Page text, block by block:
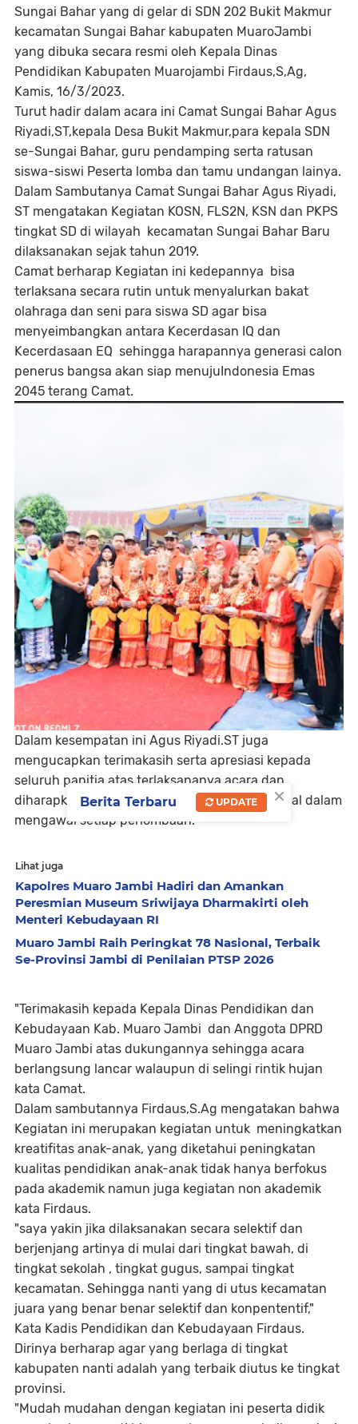
Sungai Bahar yang di gelar di SDN 202 Bukit Makmur
kecamatan Sungai Bahar kabupaten MuaroJambi
yang dibuka secara resmi oleh Kepala Dinas
Pendidikan Kabupaten Muarojambi Firdaus,S,Ag,
Kamis, 16/3/2023.
Turut hadir dalam acara ini Camat Sungai Bahar Agus
Riyadi,ST,kepala Desa Bukit Makmur,para kepala SDN
se-Sungai Bahar, guru pendamping serta ratusan
siswa-siswi Peserta lomba dan tamu undangan lainya.
Dalam Sambutanya Camat Sungai Bahar Agus Riyadi,
ST mengatakan Kegiatan KOSN, FLS2N, KSN dan PKPS
tingkat SD di wilayah kecamatan Sungai Bahar Baru
dilaksanakan sejak tahun 2019.
Camat berharap Kegiatan ini kedepannya bisa
terlaksana secara rutin untuk menyalurkan bakat
olahraga dan seni para siswa SD agar bisa
menyeimbangkan antara Kecerdasan IQ dan
Kecerdasaan EQ sehingga harapannya generasi calon
penerus bangsa akan siap menujuIndonesia Emas
2045 terang Camat.
Dalam kesempatan ini Agus Riyadi.ST juga
mengucapkan terimakasih serta apresiasi kepada
seluruh panitia atas terlaksananya acara dan
diharapkan para juri bisa sportif dan profesional dalam
mengawal setiap perlombaan.
Lihat juga
Kapolres Muaro Jambi Hadiri dan Amankan
Peresmian Museum Sriwijaya Dharmakirti oleh
Menteri Kebudayaan RI
Muaro Jambi Raih Peringkat 78 Nasional, Terbaik
Se-Provinsi Jambi di Penilaian PTSP 2026
"Terimakasih kepada Kepala Dinas Pendidikan dan
Kebudayaan Kab. Muaro Jambi dan Anggota DPRD
Muaro Jambi atas dukungannya sehingga acara
berlangsung lancar walaupun di selingi rintik hujan
kata Camat.
Dalam sambutannya Firdaus,S.Ag mengatakan bahwa
Kegiatan ini merupakan kegiatan untuk meningkatkan
kreatifitas anak-anak, yang diketahui peningkatan
kualitas pendidikan anak-anak tidak hanya berfokus
pada akademik namun juga kegiatan non akademik
kata Firdaus.
"saya yakin jika dilaksanakan secara selektif dan
berjenjang artinya di mulai dari tingkat bawah, di
tingkat sekolah , tingkat gugus, sampai tingkat
kecamatan. Sehingga nanti yang di utus kecamatan
juara yang benar benar selektif dan konpententif,"
Kata Kadis Pendidikan dan Kebudayaan Firdaus.
Dirinya berharap agar yang berlaga di tingkat
kabupaten nanti adalah yang terbaik diutus ke tingkat
provinsi.
"Mudah mudahan dengan kegiatan ini peserta didik
×
Berita Terbaru UPDATE